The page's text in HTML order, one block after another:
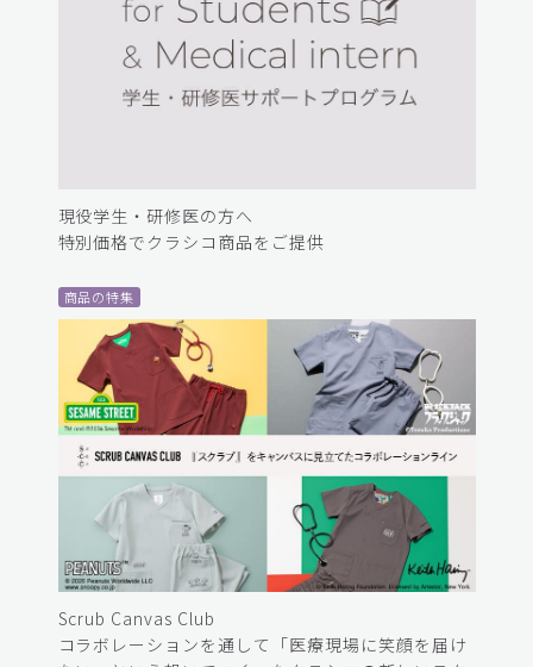
現役学生・研修医の方へ
特別価格でクラシコ商品をご提供
商品の特集
Scrub Canvas Club
コラボレーションを通して「医療現場に笑顔を届け